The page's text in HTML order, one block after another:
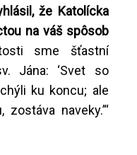
že Katolícka
na váš spôsob
sme šťastní
Jána: ‘Svet so
ku koncu; ale
naveky.’“